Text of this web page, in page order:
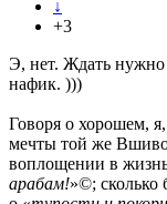
↓
+3
Э, нет. Ждать нужно
нафик. )))
Говоря о хорошем,
мечты той же
воплощении в
арабам!»©; сколько